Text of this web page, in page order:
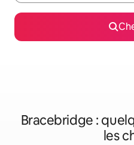
Bracebridge :
les